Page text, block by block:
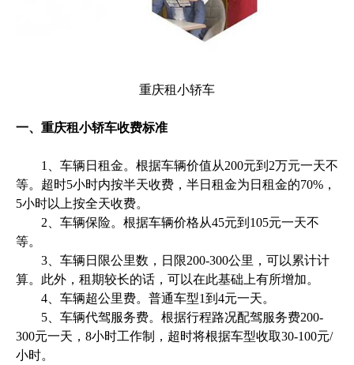
重庆租小轿车
一、重庆租小轿车收费标准
1、车辆日租金。根据车辆价值从200元到2万元一天不
等。超时5小时内按半天收费，半日租金为日租金的70%，
5小时以上按全天收费。
2、车辆保险。根据车辆价格从45元到105元一天不
等。
3、车辆日限公里数，日限200-300公里，可以累计计
算。此外，租期较长的话，可以在此基础上有所增加。
4、车辆超公里费。普通车型1到4元一天。
5、车辆代驾服务费。根据行程路况配驾服务费200-
300元一天，8小时工作制，超时将根据车型收取30-100元/
小时。